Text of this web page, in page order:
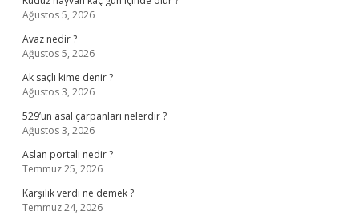
Ağustos 5, 2026
Avaz nedir ?
Ağustos 5, 2026
Ak saçlı kime denir ?
Ağustos 3, 2026
529’un asal çarpanları nelerdir ?
Ağustos 3, 2026
Aslan portali nedir ?
Temmuz 25, 2026
Karşılık verdi ne demek ?
Temmuz 24, 2026